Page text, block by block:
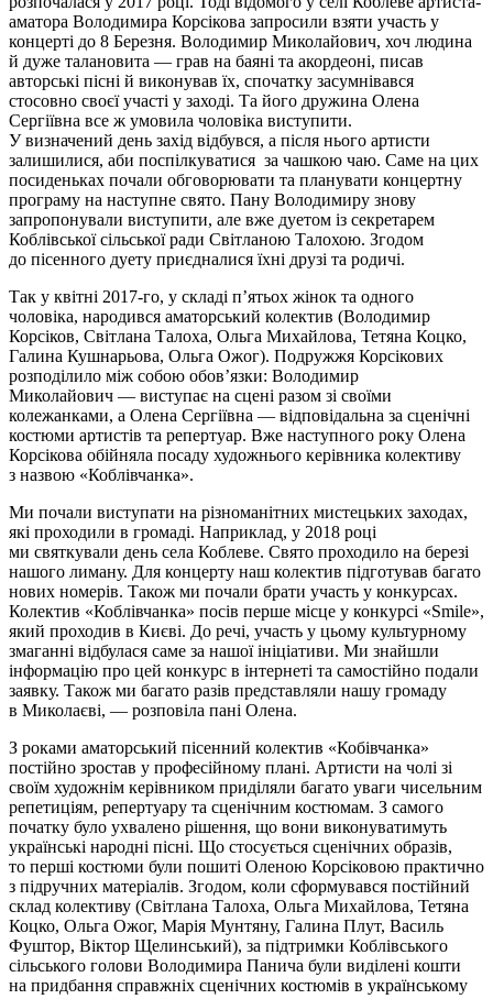
аматора Володимира Корсікова запросили взяти участь у
концерті до 8 Березня. Володимир Миколайович, хоч людина
й дуже талановита — грав на баяні та акордеоні, писав
авторські пісні й виконував їх, спочатку засумнівався
стосовно своєї участі у заході. Та його дружина Олена
Сергіївна все ж умовила чоловіка виступити.
У визначений день захід відбувся, а після нього артисти
залишилися, аби поспілкуватися за чашкою чаю. Саме на цих
посиденьках почали обговорювати та планувати концертну
програму на наступне свято. Пану Володимиру знову
запропонували виступити, але вже дуетом із секретарем
Коблівської сільської ради Світланою Талохою. Згодом
до пісенного дуету приєдналися їхні друзі та родичі.
Так у квітні 2017-го, у складі п’ятьох жінок та одного
чоловіка, народився аматорський колектив (Володимир
Корсіков, Світлана Талоха, Ольга Михайлова, Тетяна Коцко,
Галина Кушнарьова, Ольга Ожог). Подружжя Корсікових
розподілило між собою обов’язки: Володимир
Миколайович — виступає на сцені разом зі своїми
колежанками, а Олена Сергіївна — відповідальна за сценічні
костюми артистів та репертуар. Вже наступного року Олена
Корсікова обійняла посаду художнього керівника колективу
з назвою «Коблівчанка».
Ми почали виступати на різноманітних мистецьких заходах,
які проходили в громаді. Наприклад, у 2018 році
ми святкували день села Коблеве. Свято проходило на березі
нашого лиману. Для концерту наш колектив підготував багато
нових номерів. Також ми почали брати участь у конкурсах.
Колектив «Коблівчанка» посів перше місце у конкурсі «Smile»,
який проходив в Києві. До речі, участь у цьому культурному
змаганні відбулася саме за нашої ініціативи. Ми знайшли
інформацію про цей конкурс в інтернеті та самостійно подали
заявку. Також ми багато разів представляли нашу громаду
в Миколаєві, — розповіла пані Олена.
З роками аматорський пісенний колектив «Кобівчанка»
постійно зростав у професійному плані. Артисти на чолі зі
своїм художнім керівником приділяли багато уваги чисельним
репетиціям, репертуару та сценічним костюмам. З самого
початку було ухвалено рішення, що вони виконуватимуть
українські народні пісні. Що стосується сценічних образів,
то перші костюми були пошиті Оленою Корсіковою практично
з підручних матеріалів. Згодом, коли сформувався постійний
склад колективу (Світлана Талоха, Ольга Михайлова, Тетяна
Коцко, Ольга Ожог, Марія Мунтяну, Галина Плут, Василь
Фуштор, Віктор Щелинський), за підтримки Коблівського
сільського голови Володимира Панича були виділені кошти
на придбання справжніх сценічних костюмів в українському